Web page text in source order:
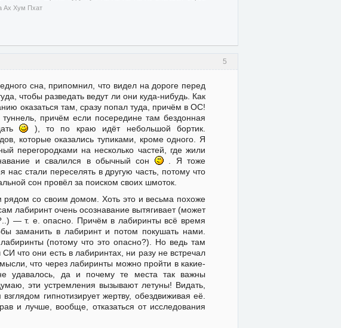
Ах Хум Пхат
5
сна, припомнил, что видел на дороге перед
чтобы разведать ведут ли они куда-нибудь. Как
оказаться там, сразу попал туда, причём в ОС!
причём если посередине там бездонная
), то по краю идёт небольшой бортик.
которые оказались тупиками, кроме одного. Я
перегородками на несколько частей, где жили
и свалился в обычный сон
. Я тоже
стали переселять в другую часть, потому что
сон провёл за поиском своих шмоток.
рядом со своим домом. Хоть это и весьма похоже
лабиринт очень осознавание вытягивает (может
— т. е. опасно. Причём в лабиринты всё время
заманить в лабиринт и потом покушать нами.
(потому что это опасно?). Но ведь там
СИ что они есть в лабиринтах, ни разу не встречал
что через лабиринты можно пройти в какие-
удавалось, да и почему те места так важны
эти устремления вызывают летуны! Видать,
гипнотизирует жертву, обездвиживая её.
лучше, вообще, отказаться от исследования